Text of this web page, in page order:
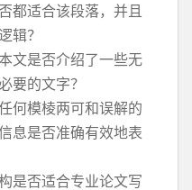
都适合该段落，并且
辑？
文是否介绍了一些无
要的文字？
何模棱两可和误解的
息是否准确有效地表
是否适合专业论文写